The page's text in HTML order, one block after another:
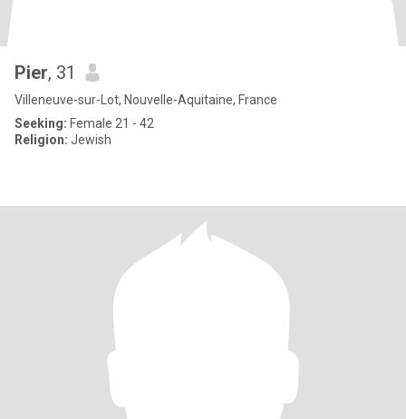
Pier, 31
Villeneuve-sur-Lot, Nouvelle-Aquitaine, France
Seeking: Female 21 - 42
Religion: Jewish